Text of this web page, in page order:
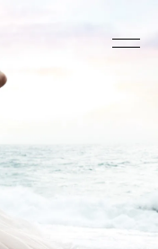
BRAND
VERA WANG HAUTE